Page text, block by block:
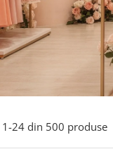
1-24 din 500 produse